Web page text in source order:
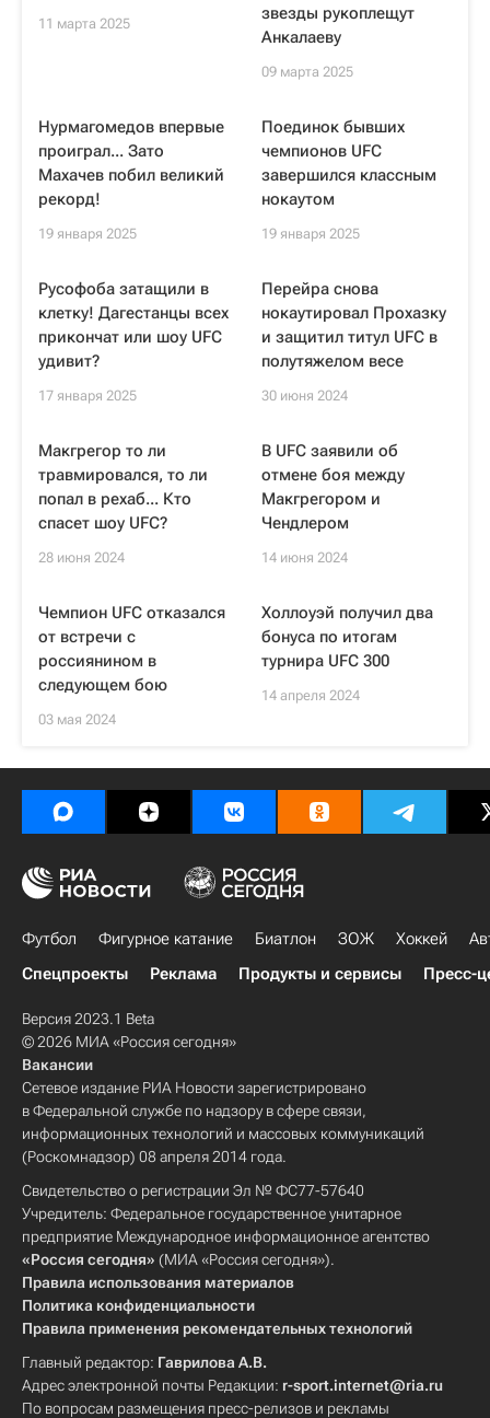
11 марта 2025
звезды рукоплещут
Анкалаеву
09 марта 2025
Нурмагомедов впервые
проиграл... Зато
Махачев побил великий
рекорд!
19 января 2025
Поединок бывших
чемпионов UFC
завершился классным
нокаутом
19 января 2025
Русофоба затащили в
клетку! Дагестанцы всех
прикончат или шоу UFC
удивит?
17 января 2025
Перейра снова
нокаутировал Прохазку
и защитил титул UFC в
полутяжелом весе
30 июня 2024
Макгрегор то ли
травмировался, то ли
попал в рехаб... Кто
спасет шоу UFC?
28 июня 2024
В UFC заявили об
отмене боя между
Макгрегором и
Чендлером
14 июня 2024
Чемпион UFC отказался
от встречи с
россиянином в
следующем бою
03 мая 2024
Холлоуэй получил два
бонуса по итогам
турнира UFC 300
14 апреля 2024
Футбол Фигурное катание Биатлон ЗОЖ Хоккей
Спецпроекты
Реклама Продукты и сервисы Пресс-
Версия 2023.1 Beta
© 2026 МИА «Россия сегодня»
Вакансии
Сетевое издание РИА Новости зарегистрировано
в Федеральной службе по надзору в сфере связи,
информационных технологий и массовых коммуникаций
(Роскомнадзор) 08 апреля 2014 года.
Свидетельство о регистрации Эл № ФС77-57640
Учредитель: Федеральное государственное унитарное
предприятие Международное информационное агентство
«Россия сегодня» (МИА «Россия сегодня»).
Правила использования материалов
Политика конфиденциальности
Правила применения рекомендательных технологий
Главный редактор: Гаврилова А.В.
Адрес электронной почты Редакции: r-sport.internet@ria.ru
По вопросам размещения пресс-релизов и рекламы